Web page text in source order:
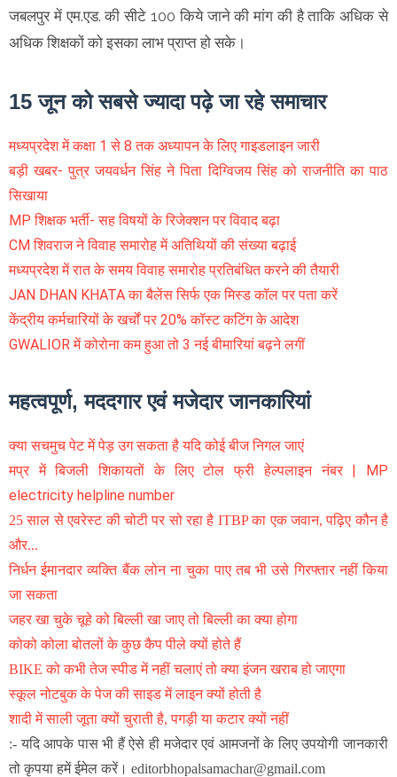
जबलपुर में एम.एड. की सीटे 100 किये जाने की मांग की है ताकि अधिक से
अधिक शिक्षकों को इसका लाभ प्राप्त हो सके।
15 जून को सबसे ज्यादा पढ़े जा रहे समाचार
मध्यप्रदेश में कक्षा 1 से 8 तक अध्यापन के लिए गाइडलाइन जारी
बड़ी खबर- पुत्र जयवर्धन सिंह ने पिता दिग्विजय सिंह को राजनीति का पाठ
सिखाया
MP शिक्षक भर्ती- सह विषयों के रिजेक्शन पर विवाद बढ़ा
CM शिवराज ने विवाह समारोह में अतिथियों की संख्या बढ़ाई
मध्यप्रदेश में रात के समय विवाह समारोह प्रतिबंधित करने की तैयारी
JAN DHAN KHATA का बैलेंस सिर्फ एक मिस्ड कॉल पर पता करें
केंद्रीय कर्मचारियों के खर्चों पर 20% कॉस्ट कटिंग के आदेश
GWALIOR में कोरोना कम हुआ तो 3 नई बीमारियां बढ़ने लगीं
महत्वपूर्ण, मददगार एवं मजेदार जानकारियां
क्या सचमुच पेट में पेड़ उग सकता है यदि कोई बीज निगल जाएं
मप्र में बिजली शिकायतों के लिए टोल फ्री हेल्पलाइन नंबर | MP
electricity helpline number
25 साल से एवरेस्ट की चोटी पर सो रहा है ITBP का एक जवान, पढ़िए कौन है
और...
निर्धन ईमानदार व्यक्ति बैंक लोन ना चुका पाए तब भी उसे गिरफ्तार नहीं किया
जा सकता
जहर खा चुके चूहे को बिल्ली खा जाए तो बिल्ली का क्या होगा
कोको कोला बोतलों के कुछ कैप पीले क्यों होते हैं
BIKE को कभी तेज स्पीड में नहीं चलाएं तो क्या इंजन खराब हो जाएगा
स्कूल नोटबुक के पेज की साइड में लाइन क्यों होती है
शादी में साली जूता क्यों चुराती है, पगड़ी या कटार क्यों नहीं
:- यदि आपके पास भी हैं ऐसे ही मजेदार एवं आमजनों के लिए उपयोगी जानकारी
तो कृपया हमें ईमेल करें। editorbhopalsamachar@gmail.com